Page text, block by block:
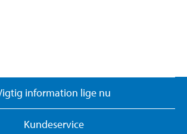
information lige nu
Kundeservice